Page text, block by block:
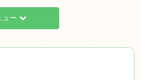
ュー